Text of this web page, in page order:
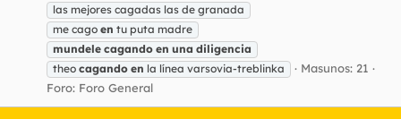
las mejores cagadas las de granada
me cago en tu puta madre
mundele cagando en una diligencia
theo cagando en la línea varsovia-treblinka
Masunos: 21
Foro: Foro General